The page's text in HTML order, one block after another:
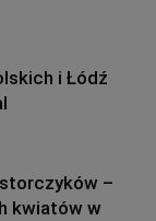
i Łódź
–
kwiatów w